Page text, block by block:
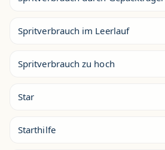
Spritverbrauch im Leerlauf
Spritverbrauch zu hoch
Star
Starthilfe